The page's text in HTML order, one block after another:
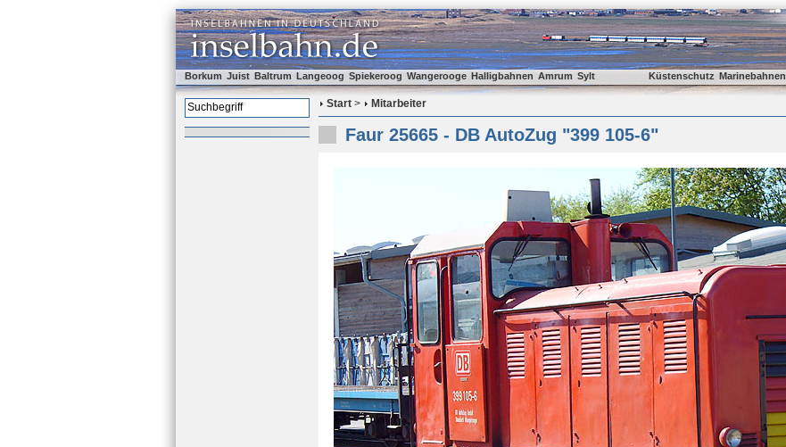
Borkum Juist Baltrum Langeoog Spiekeroog Wangerooge Halligbahnen Amrum Sylt Küstenschutz Marinebahnen
Start > Mitarbeiter
Faur 25665 - DB AutoZug "399 105-6"